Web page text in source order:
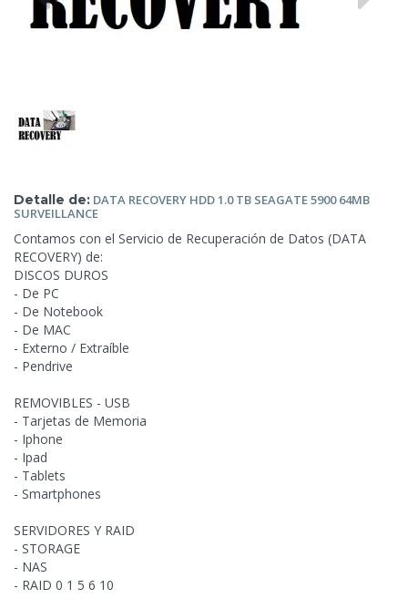
Detalle de: DATA RECOVERY HDD 1.0 TB SEAGATE 5900 64MB
SURVEILLANCE
Contamos con el Servicio de Recuperación de Datos (DATA
RECOVERY) de:
DISCOS DUROS
- De PC
- De Notebook
- De MAC
- Externo / Extraíble
- Pendrive
REMOVIBLES - USB
- Tarjetas de Memoria
- Iphone
- Ipad
- Tablets
- Smartphones
SERVIDORES Y RAID
- STORAGE
- NAS
- RAID 0 1 5 6 10